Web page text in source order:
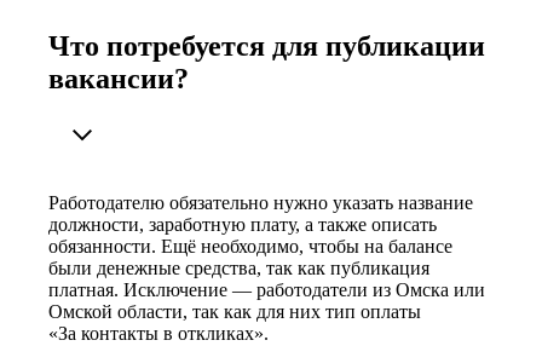
Что потребуется для публикации
вакансии?
Работодателю обязательно нужно указать название
должности, заработную плату, а также описать
обязанности. Ещё необходимо, чтобы на балансе
были денежные средства, так как публикация
платная. Исключение — работодатели из Омска или
Омской области, так как для них тип оплаты
«За контакты в откликах».